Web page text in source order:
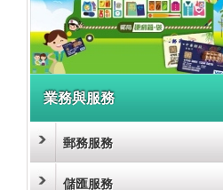
業務與服務
郵務服務
儲匯服務